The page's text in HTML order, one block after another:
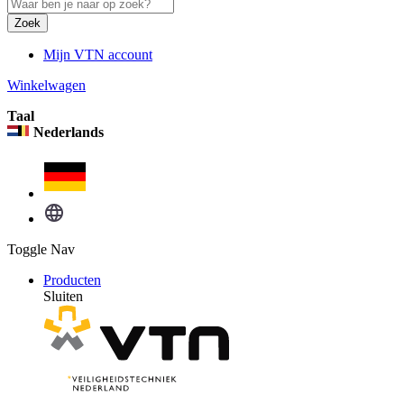
Zoek
Mijn VTN account
Winkelwagen
Taal
Nederlands
Toggle Nav
Producten
Sluiten